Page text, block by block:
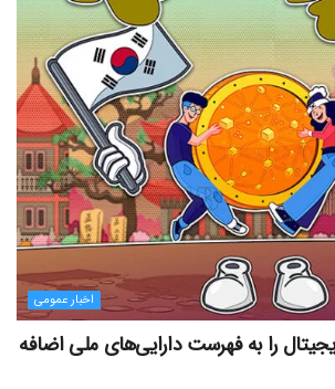
اخبار عمومی
را به فهرست دارایی‌های ملی اضافه